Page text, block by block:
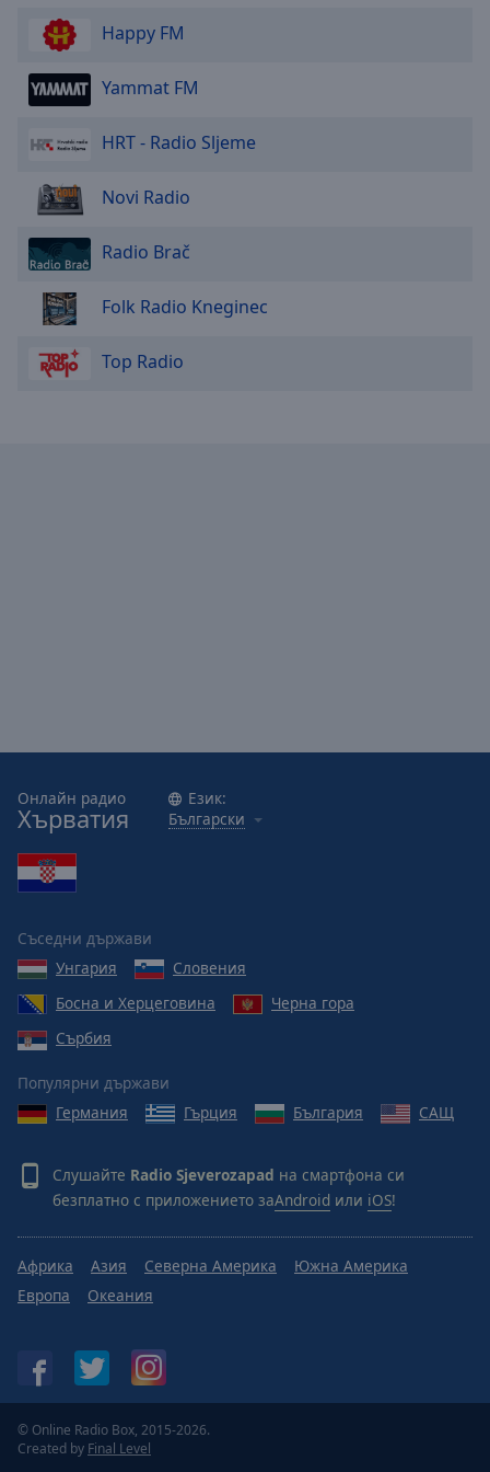
Dialog
End
dialog
window.
Happy FM
Yammat FM
HRT - Radio Sljeme
Novi Radio
Radio Brač
Folk Radio Kneginec
Top Radio
Онлайн радио
Хърватия
Език:
Български
Съседни държави
Унгария
Словения
Босна и Херцеговина
Черна гора
Сърбия
Популярни държави
Германия
Гърция България САЩ
Слушайте Radio Sjeverozapad на смартфона си
безплатно с приложението заAndroid или iOS!
Африка Азия Северна Америка
Южна Америка
Европа
Океания
© Online Radio Box, 2015-2026.
Created by Final Level